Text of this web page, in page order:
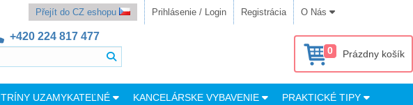
Přejít do CZ eshopu Prihlásenie / Login Registrácia O Nás
+420 224 817 477
0 Prázdny košík
UZAMYKATEĽNÉ KANCELÁRSKE VYBAVENIE PRAKTICKÉ TIPY